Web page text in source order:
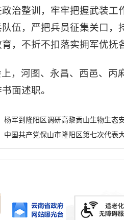
治整训，牢牢把握武装
伍，严把兵员征集关口
，不折不扣落实拥军优抚
，河图、永昌、西邑、丙
面述职。
杨军到隆阳区调研高黎贡山生物生态
中国共产党保山市隆阳区第七次代表